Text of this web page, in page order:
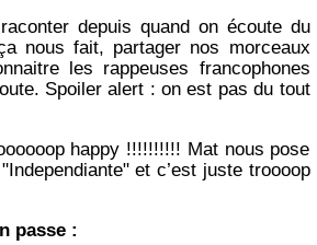
depuis quand on écoute du
nous fait, partager nos morceaux
les rappeuses francophones
Spoiler alert : on est pas du tout
happy !!!!!!!!!! Mat nous pose
et c’est juste troooop
passe :